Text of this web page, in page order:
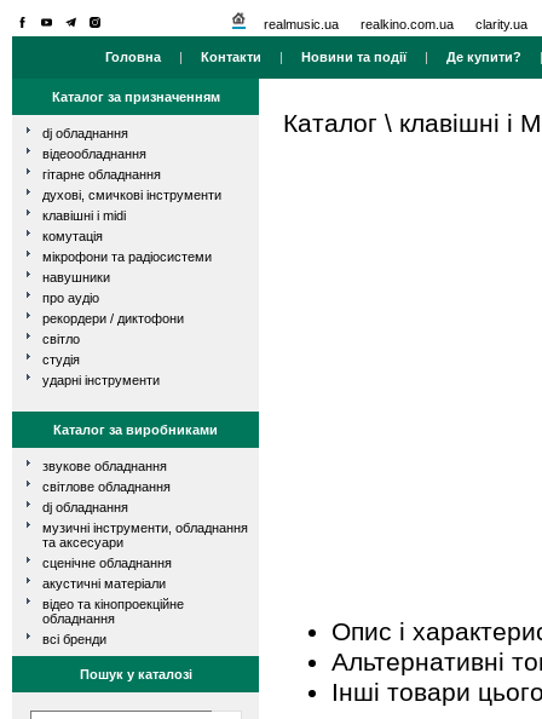
realmusic.ua realkino.com.ua clarity.ua
Головна | Контакти | Новини та події| Де купити?
Каталог за призначенням
dj обладнання
відеообладнання
гітарне обладнання
духові, смичкові інструменти
клавішні і midi
комутація
мікрофони та радіосистеми
навушники
про аудіо
рекордери / диктофони
світло
студія
ударні інструменти
Каталог за виробниками
звукове обладнання
світлове обладнання
dj обладнання
музичні інструменти, обладнання
та аксесуари
сценічне обладнання
акустичні матеріали
відео та кінопроекційне
обладнання
всі бренди
Пошук у каталозі
Каталог \ клавішні і
Опис і
Альтернативні
Інші товари